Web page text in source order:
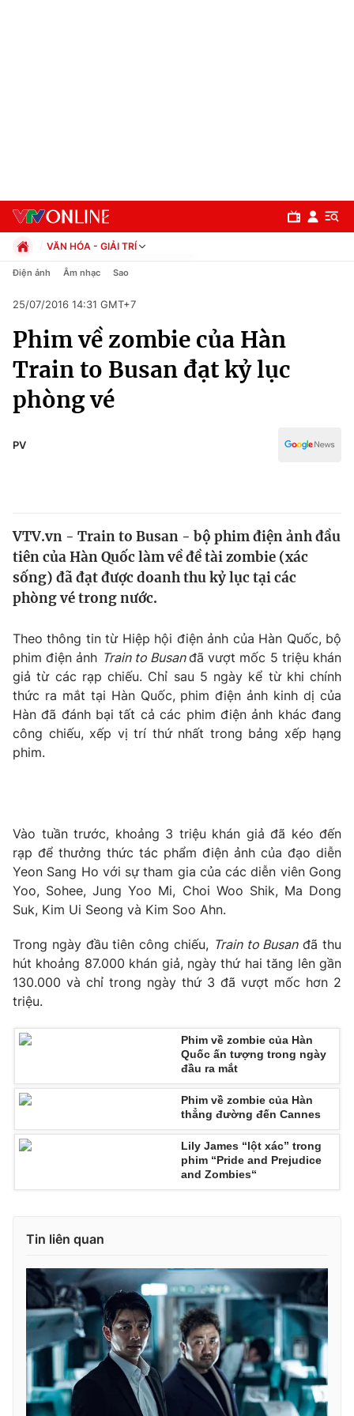
Chuyên mục
Chính trị
Xã hội
Pháp luật
Thế giới
Tin tức
Thế giới đó đây
Câu chuyện quốc tế
Kinh tế
Thị trường
Góc doanh nghiệp
Dữ liệu và đời sống
Truyền hình
Phim VTV
Hậu trường
Giải sao mai
Giải trí
Điện ảnh
Làm đẹp
Chất lượng cuộc sống
Tuyển sinh
Học trực tuyến
Công nghệ
Hitech Công nghệ tương lai
Thị trường
Tư vấn
Giao lưu trực tuyến
Lịch phát sóng
Chuyên mục khác
Emagazine Podcast
Photo Infographic
Video Shorts video
VTV Thể thao
Thị trường 24h Tấm lòng Việt
VTV4 Vươn mình bằng AI
VTV9 VTV8
Liên hệ tòa soạn English
VĂN HÓA - GIẢI TRÍ
Chính trị
Pháp luật
Kinh tế
Thể thao
Truyền hình
Văn hóa - Giải trí
Y tế
Điện ảnh Âm nhạc Sao
25/07/2016 14:31 GMT+7
Phim về zombie của Hàn
Train to Busan đạt kỷ lục
phòng vé
PV
VTV.vn - Train to Busan - bộ phim điện ảnh đầu
tiên của Hàn Quốc làm về đề tài zombie (xác
sống) đã đạt được doanh thu kỷ lục tại các
phòng vé trong nước.
Theo thông tin từ Hiệp hội điện ảnh của Hàn Quốc, bộ
phim điện ảnh Train to Busanđã vượt mốc 5 triệu khán
giả từ các rạp chiếu. Chỉ sau 5 ngày kể từ khi chính
thức ra mắt tại Hàn Quốc, phim điện ảnh kinh dị của
Hàn đã đánh bại tất cả các phim điện ảnh khác đang
công chiếu, xếp vị trí thứ nhất trong bảng xếp hạng
phim.
Vào tuần trước, khoảng 3 triệu khán giả đã kéo đến
rạp để thưởng thức tác phẩm điện ảnh của đạo diễn
Yeon Sang Ho với sự tham gia của các diễn viên Gong
Yoo, Sohee, Jung Yoo Mi, Choi Woo Shik, Ma Dong
Suk, Kim Ui Seong và Kim Soo Ahn.
Trong ngày đầu tiên công chiếu, Train to Busanđã thu
hút khoảng 87.000 khán giả, ngày thứ hai tăng lên gần
130.000 và chỉ trong ngày thứ 3 đã vượt mốc hơn 2
triệu.
Phim về zombie của Hàn
Quốc ấn tượng trong ngày
đầu ra mắt
Phim về zombie của Hàn
thẳng đường đến Cannes
Lily James “lột xác” trong
phim “Pride and Prejudice
and Zombies“
Tin liên quan